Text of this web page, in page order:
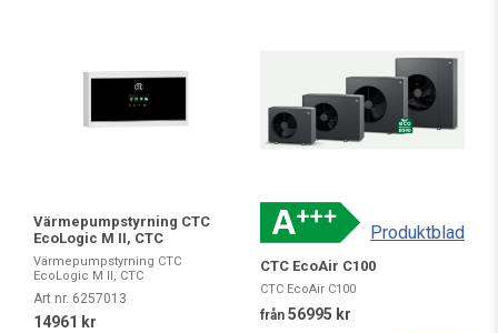
Värmepumpstyrning CTC
EcoLogic M II, CTC
Värmepumpstyrning CTC
EcoLogic M II, CTC
Art nr. 6257013
14961 kr
Produktblad
CTC EcoAir C100
CTC EcoAir C100
från 56995 kr